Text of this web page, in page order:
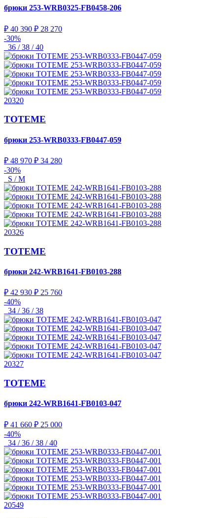
брюки 253-WRB0325-FB0458-206
₽ 40 390 ₽ 28 270
-30%
36 / 38 / 40
20320
TOTEME
брюки 253-WRB0333-FB0447-059
₽ 48 970 ₽ 34 280
-30%
S / M
20326
TOTEME
брюки 242-WRB1641-FB0103-288
₽ 42 930 ₽ 25 760
-40%
34 / 36 / 38
20327
TOTEME
брюки 242-WRB1641-FB0103-047
₽ 41 660 ₽ 25 000
-40%
34 / 36 / 38 / 40
20549